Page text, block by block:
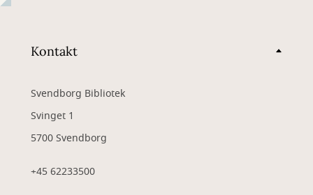
Kontakt
Svendborg Bibliotek
Svinget 1
5700 Svendborg
+45 62233500